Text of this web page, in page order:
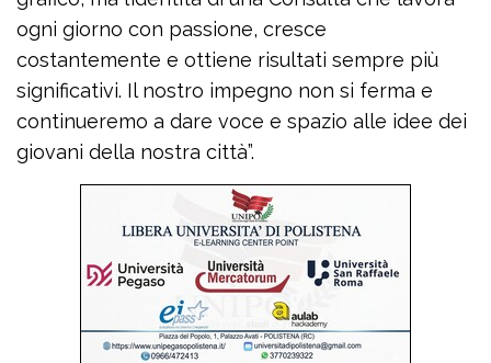
ogni giorno con passione, cresce
costantemente e ottiene risultati sempre più
significativi. Il nostro impegno non si ferma e
continueremo a dare voce e spazio alle idee dei
giovani della nostra città”.